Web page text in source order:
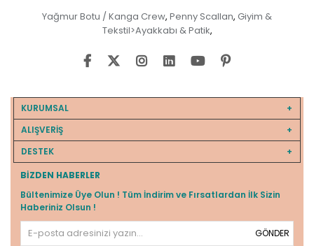
Yağmur Botu / Kanga Crew, Penny Scallan, Giyim &
Tekstil>Ayakkabı & Patik,
KURUMSAL
ALIŞVERİŞ
DESTEK
BIZDEN HABERLER
Bültenimize Üye Olun ! Tüm İndirim ve Fırsatlardan İlk Sizin
Haberiniz Olsun !
GÖNDER